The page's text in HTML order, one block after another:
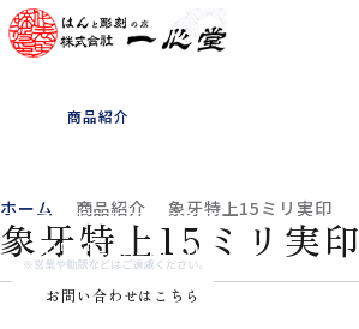
商品紹介
書体見本
0565-33-1180
お問い合わせはこちら
ホーム 商品紹介 象牙特上15ミリ実印
象牙特上15ミリ実印